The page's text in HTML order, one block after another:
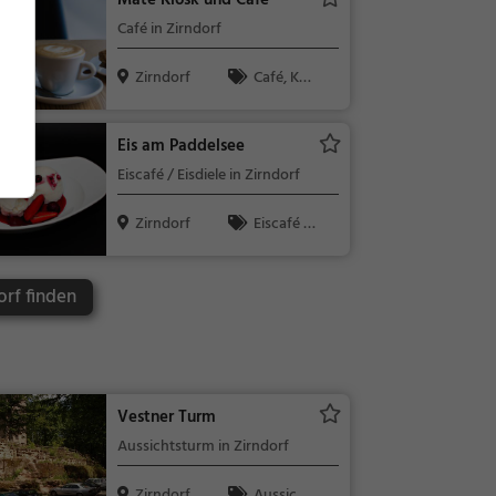
tagessen, Ab
Café in Zirndorf
Zirndorf
Café, Kaff
ebäck / Teig
waren
Eis am Paddelsee
Eiscafé / Eisdiele in Zirndorf
Zirndorf
Eiscafé /
finden
Vestner Turm
Aussichtsturm in Zirndorf